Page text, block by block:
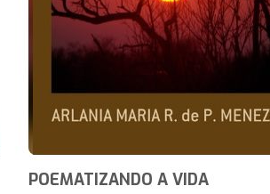
POEMATIZANDO A VIDA